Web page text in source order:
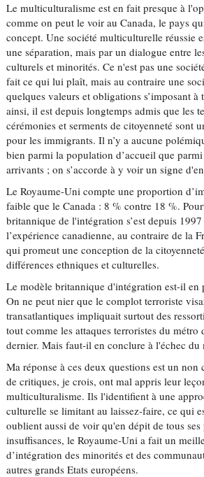
Le multiculturalisme est en fait presque à
comme on peut le voir au Canada, le pays
concept. Une société multiculturelle réussie
une séparation, mais par un dialogue entre
culturels et minorités. Ce n'est pas une
fait ce qui lui plaît, mais au contraire une
quelques valeurs et obligations s’imposant à
ainsi, il est depuis longtemps admis que les
cérémonies et serments de citoyenneté sont
pour les immigrants. Il n’y a aucune
bien parmi la population d’accueil que
arrivants ; on s’accorde à y voir un signe
Le Royaume-Uni compte une proportion
faible que le Canada : 8 % contre 18 %.
britannique de l'intégration s’est depuis
l’expérience canadienne, au contraire de la
qui promeut une conception de la
différences ethniques et culturelles.
Le modèle britannique d'intégration est-il en
On ne peut nier que le complot terroriste
transatlantiques impliquait surtout des
tout comme les attaques terroristes du métro
dernier. Mais faut-il en conclure à l'échec
Ma réponse à ces deux questions est un non
de critiques, je crois, ont mal appris leur
multiculturalisme. Ils l'identifient à une
culturelle se limitant au laissez-faire, ce qui
oublient aussi de voir qu'en dépit de tous ses
insuffisances, le Royaume-Uni a fait un
d’intégration des minorités et des
autres grands Etats européens.